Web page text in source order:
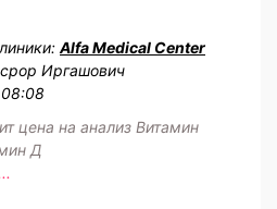
Alfa Medical Center
Иргашович
цена на анализ Витамин
Д